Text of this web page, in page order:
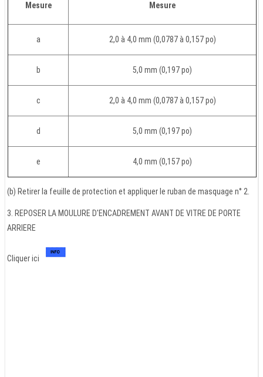
Mesure Mesure
a 2,0 à 4,0 mm (0,0787 à 0,157 po)
b 5,0 mm (0,197 po)
c 2,0 à 4,0 mm (0,0787 à 0,157 po)
d 5,0 mm (0,197 po)
e 4,0 mm (0,157 po)
(b) Retirer la feuille de protection et appliquer le ruban de masquage n° 2.
3. REPOSER LA MOULURE D'ENCADREMENT AVANT DE VITRE DE PORTE
ARRIERE
Cliquer ici